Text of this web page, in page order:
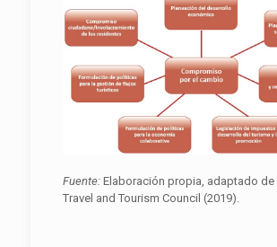
Fuente: Elaboración propia, adaptado de
Travel and Tourism Council (2019).